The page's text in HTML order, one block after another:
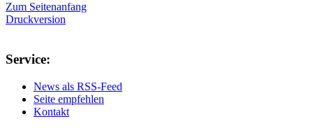
Zum Seitenanfang
Druckversion
Service:
News als RSS-Feed
Seite empfehlen
Kontakt